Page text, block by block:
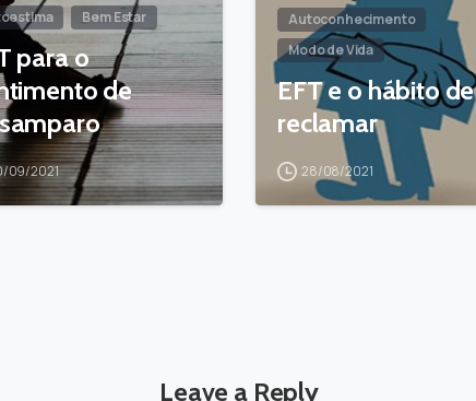
Bem Estar
para o
de
09/2021
Autoconhecimento
Modo de Vida
EFT e o hábito de
reclamar
28/08/2021
Leave a Reply